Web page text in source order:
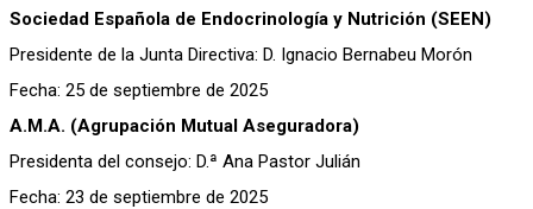
Sociedad Española de Endocrinología y Nutrición (SEEN)
Presidente de la Junta Directiva: D. Ignacio Bernabeu Morón
Fecha: 25 de septiembre de 2025
A.M.A. (Agrupación Mutual Aseguradora)
Presidenta del consejo: D.ª Ana Pastor Julián
Fecha: 23 de septiembre de 2025